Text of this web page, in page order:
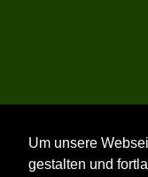
Um unsere
gestalten und